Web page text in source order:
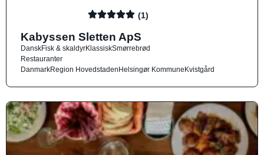
(1)
Kabyssen Sletten ApS
DanskFisk & skaldyrKlassiskSmørrebrød
Restauranter
DanmarkRegion HovedstadenHelsingør KommuneKvistgård